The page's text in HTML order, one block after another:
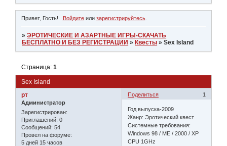
Привет, Гость! Войдитеили зарегистрируйтесь.
»ЭРОТИЧЕСКИЕ И АЗАРТНЫЕ ИГРЫ-СКАЧАТЬ
БЕСПЛАТНО И БЕЗ РЕГИСТРАЦИИ » Квесты »Sex Island
Sex Island
Страница:1
Поделиться 1
рт
Администратор
Зарегистрирован:
Приглашений: 0
Сообщений: 54
Провел на форуме:
5 дней 15 часов
Год выпуска-2009
Жанр: Эротический квест
Системные требования:
Windows 98 / ME / 2000 / XP
CPU 1GHz